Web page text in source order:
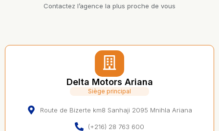
Contactez l’agence la plus proche de vous
Delta Motors Ariana
Siège principal
Route de Bizerte km8 Sanhaji 2095 Mnihla Ariana
(+216) 28 763 600